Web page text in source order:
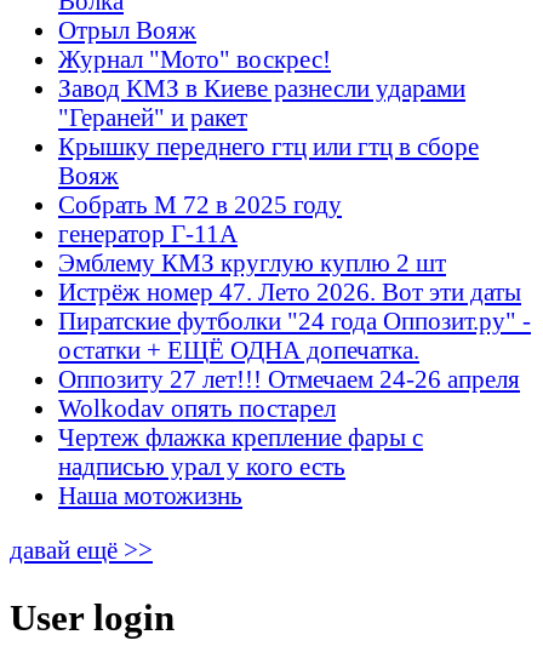
Отрыл Вояж
Журнал "Мото" воскрес!
Завод КМЗ в Киеве разнесли ударами
"Гераней" и ракет
Крышку переднего гтц или гтц в сборе
Вояж
Собрать М 72 в 2025 году
генератор Г-11А
Эмблему КМЗ круглую куплю 2 шт
Истрёж номер 47. Лето 2026. Вот эти даты
Пиратские футболки "24 года Оппозит.ру" -
остатки + ЕЩЁ ОДНА допечатка.
Оппозиту 27 лет!!! Отмечаем 24-26 апреля
Wolkodav опять постарел
Чертеж флажка крепление фары с
надписью урал у кого есть
Наша мотожизнь
давай ещё >>
User login